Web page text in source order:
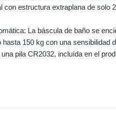
con estructura extraplana de solo
La báscula de baño se
150 kg con una sensibilidad
pila CR2032, incluída en el